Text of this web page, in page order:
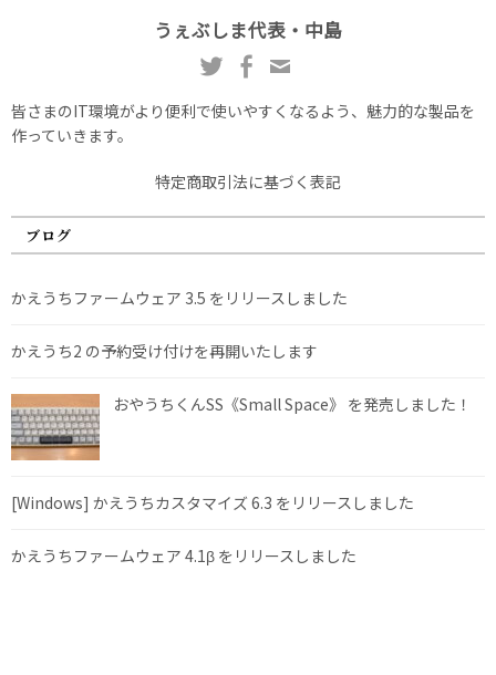
うぇぶしま代表・中島
皆さまのIT環境がより便利で使いやすくなるよう、魅力的な製品を
作っていきます。
特定商取引法に基づく表記
ブログ
かえうちファームウェア 3.5 をリリースしました
かえうち2 の予約受け付けを再開いたします
おやうちくんSS《Small Space》 を発売しました！
[Windows] かえうちカスタマイズ 6.3 をリリースしました
かえうちファームウェア 4.1β をリリースしました